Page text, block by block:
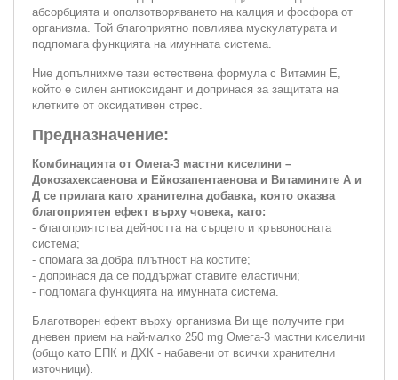
абсорбцията и оползотворяването на калция и фосфора от
организма. Той благоприятно повлиява мускулатурата и
подпомага функцията на имунната система.
Ние допълнихме тази естествена формула с Витамин Е,
който е силен антиоксидант и допринася за защитата на
клетките от оксидативен стрес.
Предназначение:
Комбинацията от Омега-3 мастни киселини –
Докозахексаенова и Ейкозапентаенова и Витамините А и
Д се прилага като хранителна добавка, която оказва
благоприятен ефект върху човека, като:
- благоприятства дейността на сърцето и кръвоносната
система;
- спомага за добра плътност на костите;
- допринася да се поддържат ставите еластични;
- подпомага функцията на имунната система.
Благотворен ефект върху организма Ви ще получите при
дневен прием на най-малко 250 mg Омега-3 мастни киселини
(общо като ЕПК и ДХК - набавени от всички хранителни
източници).